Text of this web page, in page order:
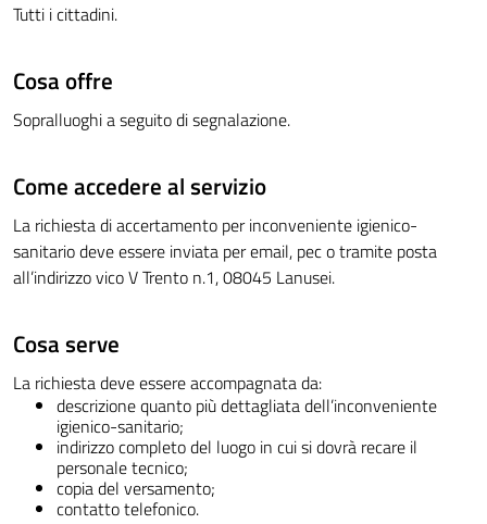
Tutti i cittadini.
Cosa offre
Sopralluoghi a seguito di segnalazione.
Come accedere al servizio
La richiesta di accertamento per inconveniente igienico-
sanitario deve essere inviata per email, pec o tramite posta
all’indirizzo vico V Trento n.1, 08045 Lanusei.
Cosa serve
La richiesta deve essere accompagnata da:
descrizione quanto più dettagliata dell’inconveniente
igienico-sanitario;
indirizzo completo del luogo in cui si dovrà recare il
personale tecnico;
copia del versamento;
contatto telefonico.